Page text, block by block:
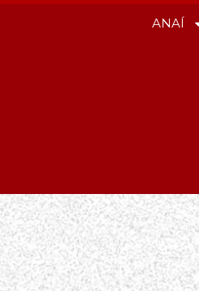
ANAÍ